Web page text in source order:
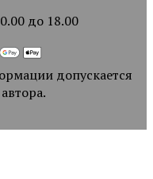
до 18.00
допускается